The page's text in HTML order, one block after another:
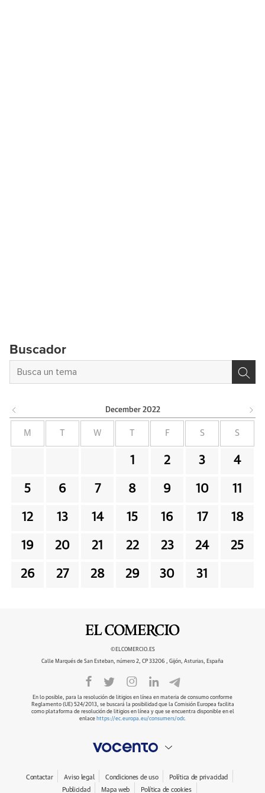
Buscador
December 2022
M W F S S
1 2 3 4
5 6 7 8 9 10 11
12 13 14 15 16 17 18
19 20 21 22 23 24 25
26 27 28 29 30 31
©ELCOMERCIO.ES
Calle Marqués de San Esteban, número 2, CP 33206 , Gijón, Asturias, España
En lo posible, para la resolución de litigios en línea en materia de consumo conforme
Reglamento (UE) 524/2013, se buscará la posibilidad que la Comisión Europea facilita
como plataforma de resolución de litigios en línea y que se encuentra disponible en el
enlace https://ec.europa.eu/consumers/odr.
Contactar Aviso legal Condiciones de uso
Política de privacidad
Publicidad
Mapa web Política de cookies